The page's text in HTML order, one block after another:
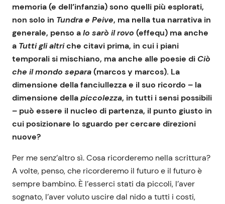
memoria (e dell’infanzia) sono quelli più esplorati,
non solo in Tundra e Peive, ma nella tua narrativa in
generale, penso aIo sarò il rovo (effequ) ma anche
a Tutti gli altriche citavi prima, in cui i piani
temporali si mischiano, ma anche alle poesie di Ciò
che il mondo separa(marcos y marcos). La
dimensione della fanciullezza e il suo ricordo – la
dimensione dellapiccolezza, in tutti i sensi possibili
– può essere il nucleo di partenza, il punto giusto in
cui posizionare lo sguardo per cercare direzioni
nuove?
Per me senz’altro sì. Cosa ricorderemo nella scrittura?
A volte, penso, che ricorderemo il futuro e il futuro è
sempre bambino. È l’esserci stati da piccoli, l’aver
sognato, l’aver voluto uscire dal nido a tutti i costi,